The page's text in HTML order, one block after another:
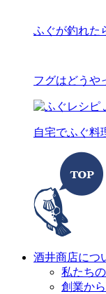
ふぐが釣れた
フグはどうや
自宅でふぐ料
酒井商店につ
私たち
創業か